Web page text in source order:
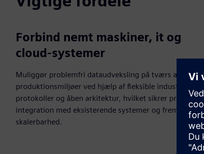
Forbind nemt maskiner, it og
cloud-systemer
Muliggør problemfri dataudveksling på tværs af
produktionsmiljøer ved hjælp af fleksible industrielle
protokoller og åben arkitektur, hvilket sikrer problemfri
integration med eksisterende systemer og fremtidig
skalerbarhed.